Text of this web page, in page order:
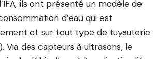
ils ont présenté un modèle de
d’eau qui est
et sur tout type de tuyauterie
Via des capteurs à ultrasons, le